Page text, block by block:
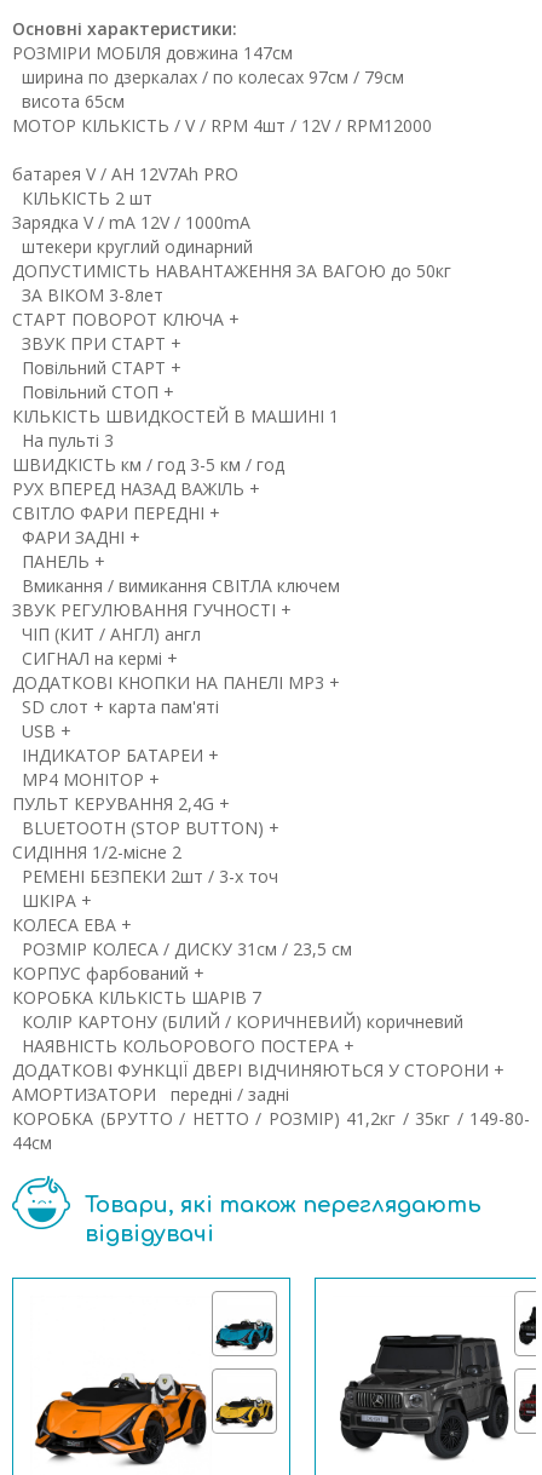
Основні характеристики:
РОЗМІРИ МОБІЛЯ довжина 147см
ширина по дзеркалах / по колесах 97см / 79см
висота 65см
МОТОР КІЛЬКІСТЬ / V / RPM 4шт / 12V / RPM12000
батарея V / AH 12V7Ah PRO
КІЛЬКІСТЬ 2 шт
Зарядка V / mA 12V / 1000mA
штекери круглий одинарний
ДОПУСТИМІСТЬ НАВАНТАЖЕННЯ ЗА ВАГОЮ до 50кг
ЗА ВІКОМ 3-8лет
СТАРТ ПОВОРОТ КЛЮЧА +
ЗВУК ПРИ СТАРТ +
Повільний СТАРТ +
Повільний СТОП +
КІЛЬКІСТЬ ШВИДКОСТЕЙ В МАШИНІ 1
На пульті 3
ШВИДКІСТЬ км / год 3-5 км / год
РУХ ВПЕРЕД НАЗАД ВАЖІЛЬ +
СВІТЛО ФАРИ ПЕРЕДНІ +
ФАРИ ЗАДНІ +
ПАНЕЛЬ +
Вмикання / вимикання СВІТЛА ключем
ЗВУК РЕГУЛЮВАННЯ ГУЧНОСТІ +
ЧІП (КИТ / АНГЛ) англ
СИГНАЛ на кермі +
ДОДАТКОВІ КНОПКИ НА ПАНЕЛІ MP3 +
SD слот + карта пам'яті
USB +
ІНДИКАТОР БАТАРЕИ +
MP4 МОНІТОР +
ПУЛЬТ КЕРУВАННЯ 2,4G +
BLUETOOTH (STOP BUTTON) +
СИДІННЯ 1/2-місне 2
РЕМЕНІ БЕЗПЕКИ 2шт / 3-х точ
ШКІРА +
КОЛЕСА ЕВА +
РОЗМІР КОЛЕСА / ДИСКУ 31см / 23,5 см
КОРПУС фарбований +
КОРОБКА КІЛЬКІСТЬ ШАРІВ 7
КОЛІР КАРТОНУ (БІЛИЙ / КОРИЧНЕВИЙ) коричневий
НАЯВНІСТЬ КОЛЬОРОВОГО ПОСТЕРА +
ДОДАТКОВІ ФУНКЦІЇ ДВЕРІ ВІДЧИНЯЮТЬСЯ У СТОРОНИ +
АМОРТИЗАТОРИ
передні / задні
КОРОБКА (БРУТТО / НЕТТО / РОЗМІР) 41,2кг / 35кг / 149-80-
44см
Товари, які також переглядають
відвідувачі